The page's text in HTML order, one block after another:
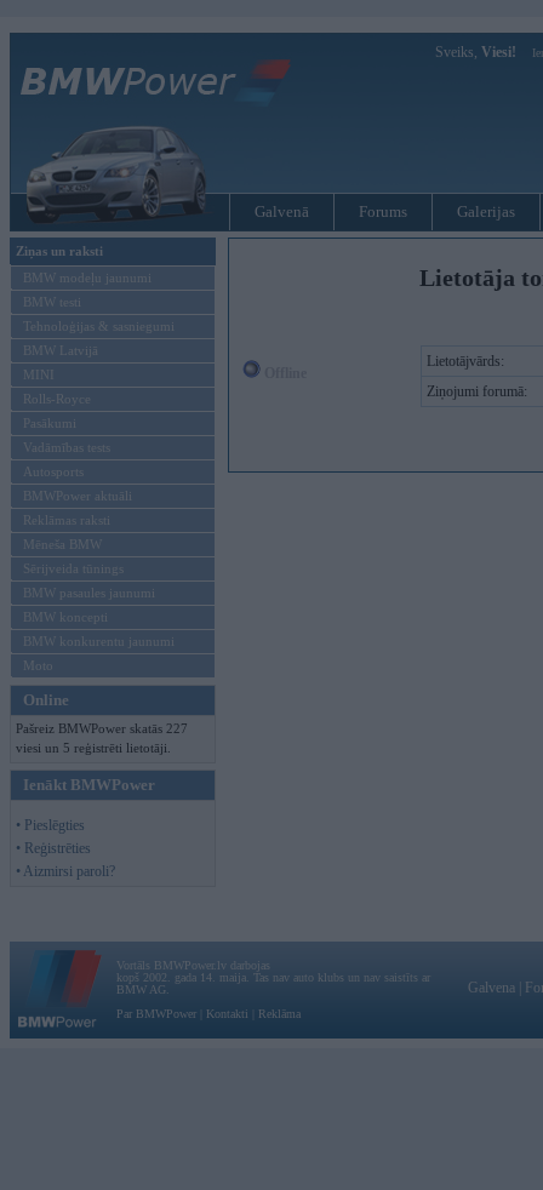
Sveiks, Viesi!
Galvenā Forums Galerijas
Ziņas un raksti
BMW modeļu jaunumi
BMW testi
Tehnoloģijas & sasniegumi
BMW Latvijā
MINI
Rolls-Royce
Pasākumi
Vadāmības tests
Autosports
BMWPower aktuāli
Reklāmas raksti
Mēneša BMW
Sērijveida tūnings
BMW pasaules jaunumi
BMW koncepti
BMW konkurentu jaunumi
Moto
Online
Pašreiz BMWPower skatās 227
viesi un 5 reģistrēti lietotāji.
Ienākt BMWPower
• Pieslēgties
• Reģistrēties
• Aizmirsi paroli?
Lietotāja
Lietotājvārds:
Ziņojumi forumā:
Vortāls BMWPower.lv darbojas
kopš 2002. gada 14. maija. Tas nav auto klubs un nav saistīts ar
BMW AG.
Par BMWPower
Kontakti Reklāma
Galvena